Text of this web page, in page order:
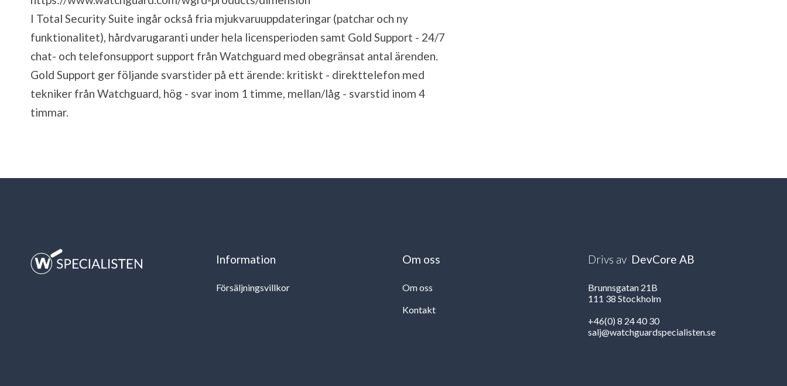
I Total Security Suite ingår också fria mjukvaruuppdateringar (patchar och ny
funktionalitet), hårdvarugaranti under hela licensperioden samt Gold Support - 24/7
chat- och telefonsupport support från Watchguard med obegränsat antal ärenden.
Gold Support ger följande svarstider på ett ärende: kritiskt - direkttelefon med
tekniker från Watchguard, hög - svar inom 1 timme, mellan/låg - svarstid inom 4
timmar.
Information
Försäljningsvillkor
Om oss
Om oss
Kontakt
Drivs av DevCore AB
Brunnsgatan 21B
111 38 Stockholm
+46(0) 8 24 40 30
salj@watchguardspecialisten.se